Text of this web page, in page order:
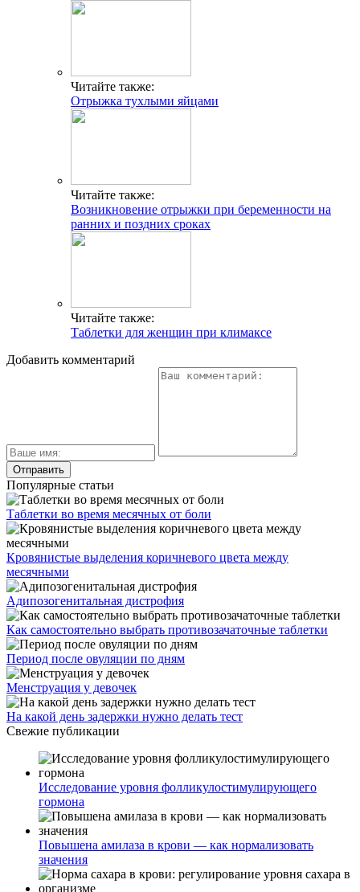
Читайте также:
Отрыжка тухлыми яйцами
Читайте также:
Возникновение отрыжки при беременности на
ранних и поздних сроках
Читайте также:
Таблетки для женщин при климаксе
Добавить комментарий
Популярные статьи
Таблетки во время месячных от боли
Кровянистые выделения коричневого цвета между
месячными
Адипозогенитальная дистрофия
Как самостоятельно выбрать противозачаточные таблетки
Период после овуляции по дням
Менструация у девочек
На какой день задержки нужно делать тест
Свежие публикации
Исследование уровня фолликулостимулирующего
гормона
Повышена амилаза в крови — как нормализовать
значения